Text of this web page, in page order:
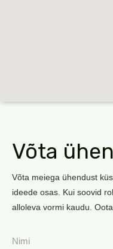
Võta
Võta meiega ühendust
ideede osas. Kui soovid
alloleva vormi kaudu.